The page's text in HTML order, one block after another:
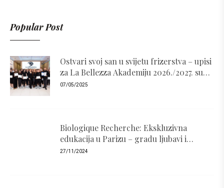
Popular Post
Ostvari svoj san u svijetu frizerstva – upisi
za La Bellezza Akademiju 2026./2027. su
otvoreni!
07/05/2025
Biologique Recherche: Ekskluzivna
edukacija u Parizu – gradu ljubavi i
luksuza
27/11/2024